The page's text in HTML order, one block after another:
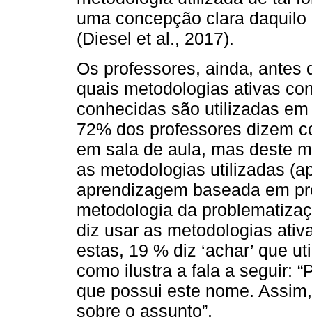
uma concepção clara
(Diesel et al., 2017).
Os professores, ainda, antes
quais metodologias ativas
conhecidas são utilizadas
72% dos professores dizem
em sala de aula, mas deste
as metodologias utilizadas
aprendizagem baseada em
metodologia da
diz usar as metodologias
estas, 19 % diz ‘achar’ que
como ilustra a fala a seguir:
que possui este nome.
sobre o assunto”.